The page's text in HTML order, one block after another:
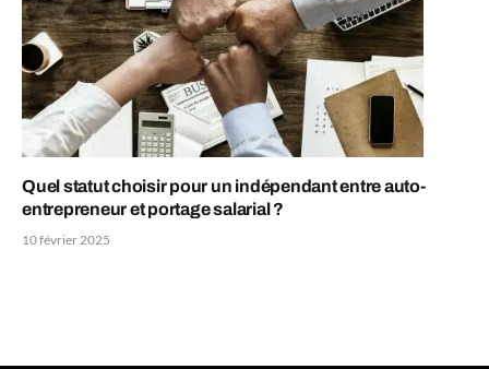
Quel statut choisir pour un indépendant entre auto-
entrepreneur et portage salarial ?
10 février 2025